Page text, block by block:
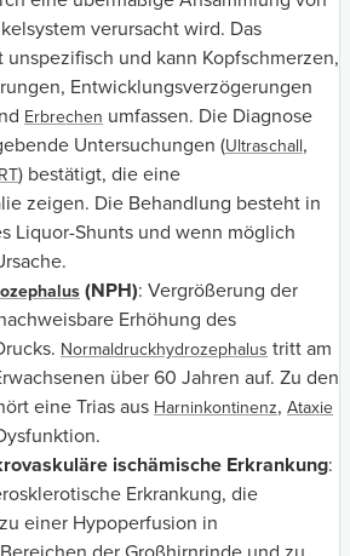
verursacht wird. Das
unspezifisch und kann Kopfschmerzen,
Entwicklungsverzögerungen
Erbrechen umfassen. Die Diagnose
Untersuchungen (Ultraschall,
) bestätigt, die eine
zeigen. Die Behandlung besteht in
Liquor-Shunts und wenn möglich
(NPH): Vergrößerung der
Erhöhung des
Normaldruckhydrozephalus tritt am
über 60 Jahren auf. Zu den
eine Trias aus Harninkontinenz, Ataxie
ischämische Erkrankung:
Erkrankung, die
einer Hypoperfusion in